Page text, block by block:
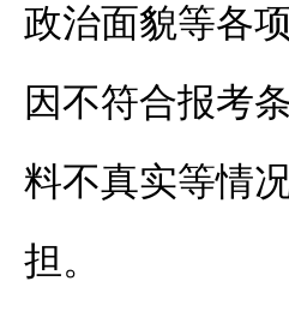
政治面貌等各
因不符合报考
料不真实等情
担。